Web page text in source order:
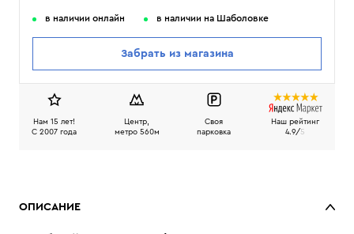
в наличии онлайн в наличии на Шаболовке
Забрать из магазина
Нам 15 лет!
C 2007 года
Центр,
метро 560м
Своя
парковка
Наш рейтинг
4.9/5
ОПИСАНИЕ